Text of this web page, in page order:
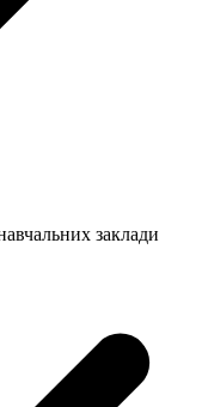
заклади